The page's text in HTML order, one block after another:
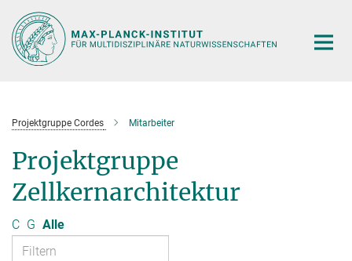
Hauptinhalt
Projektgruppe Cordes Mitarbeiter
Projektgruppe
Zellkernarchitektur
C G Alle